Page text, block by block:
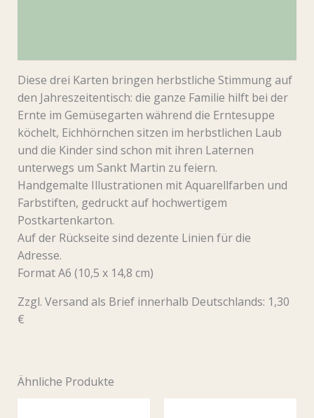
Diese drei Karten bringen herbstliche Stimmung auf
den Jahreszeitentisch: die ganze Familie hilft bei der
Ernte im Gemüsegarten während die Erntesuppe
köchelt, Eichhörnchen sitzen im herbstlichen Laub
und die Kinder sind schon mit ihren Laternen
unterwegs um Sankt Martin zu feiern.
Handgemalte Illustrationen mit Aquarellfarben und
Farbstiften, gedruckt auf hochwertigem
Postkartenkarton.
Auf der Rückseite sind dezente Linien für die
Adresse.
Format A6 (10,5 x 14,8 cm)
Zzgl. Versand als Brief innerhalb Deutschlands: 1,30
€
Ähnliche Produkte